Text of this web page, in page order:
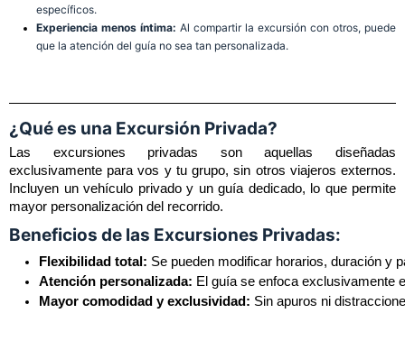
específicos.
Experiencia menos íntima: Al compartir la excursión con otros, puede
que la atención del guía no sea tan personalizada.
¿Qué es una Excursión Privada?
Las excursiones privadas son aquellas diseñadas
exclusivamente para vos y tu grupo, sin otros viajeros externos.
Incluyen un vehículo privado y un guía dedicado, lo que permite
mayor personalización del recorrido.
Beneficios de las Excursiones Privadas:
Flexibilidad total: Se pueden modificar horarios, duración y
Atención personalizada: El guía se enfoca exclusivamente
Mayor comodidad y exclusividad: Sin apuros ni